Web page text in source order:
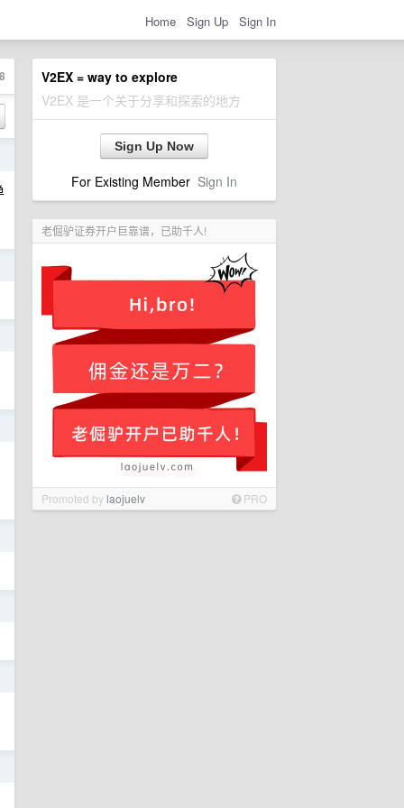
Home Sign Up Sign In
V2EX = way to explore
V2EX 是一个关于分享和探索的地方
Sign Up Now
For Existing Member Sign In
老倔驴证券开户巨靠谱，已助千人!
Promoted bylaojuelv PRO